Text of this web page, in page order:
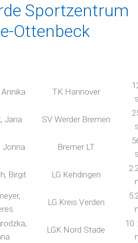
Sportzentrum
Ottenbeck
TK Hannover
Jana SV Werder Bremen
Jonna Bremer LT
Birgit LG Kehdingen
LG Kreis Verden
LGK Nord Stade
10